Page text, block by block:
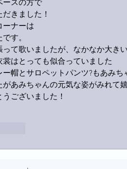
ースの方で
きました！
ーナーは
す。
って歌いましたが、なかなか大き
裳はとっても似合っていました
帽とサロペットパンツ?もあみち
あみちゃんの元気な姿がみれて
ございました！